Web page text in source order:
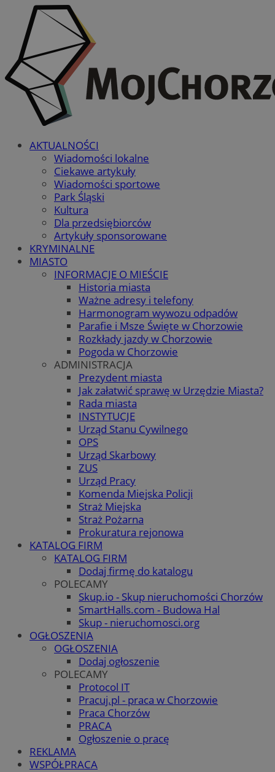
AKTUALNOŚCI
Wiadomości lokalne
Ciekawe artykuły
Wiadomości sportowe
Park Śląski
Kultura
Dla przedsiębiorców
Artykuły sponsorowane
KRYMINALNE
MIASTO
INFORMACJE O MIEŚCIE
Historia miasta
Ważne adresy i telefony
Harmonogram wywozu odpadów
Parafie i Msze Święte w Chorzowie
Rozkłady jazdy w Chorzowie
Pogoda w Chorzowie
ADMINISTRACJA
Prezydent miasta
Jak załatwić sprawę w Urzędzie Miasta?
Rada miasta
INSTYTUCJE
Urząd Stanu Cywilnego
OPS
Urząd Skarbowy
ZUS
Urząd Pracy
Komenda Miejska Policji
Straż Miejska
Straż Pożarna
Prokuratura rejonowa
KATALOG FIRM
KATALOG FIRM
Dodaj firmę do katalogu
POLECAMY
Skup.io - Skup nieruchomości Chorzów
SmartHalls.com - Budowa Hal
Skup - nieruchomosci.org
OGŁOSZENIA
OGŁOSZENIA
Dodaj ogłoszenie
POLECAMY
Protocol IT
Pracuj.pl - praca w Chorzowie
Praca Chorzów
PRACA
Ogłoszenie o pracę
REKLAMA
WSPÓŁPRACA